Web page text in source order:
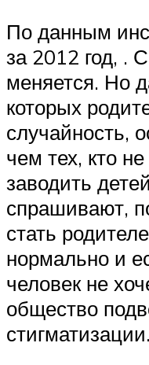
По данным
за 2012 год, .
меняется. Но
которых
случайность,
чем тех, кто
заводить
спрашивают,
стать
нормально и
человек не
общество
стигматизации.